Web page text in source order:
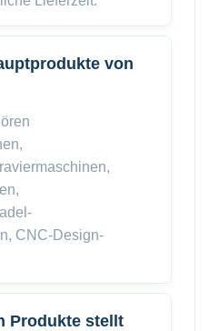
von
CNC-Design-
Produkte stellt